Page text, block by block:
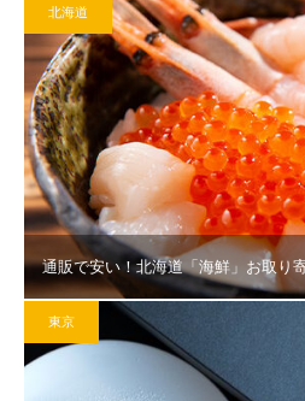
北海道
通販で安い！北海道「海鮮」お取り
東京